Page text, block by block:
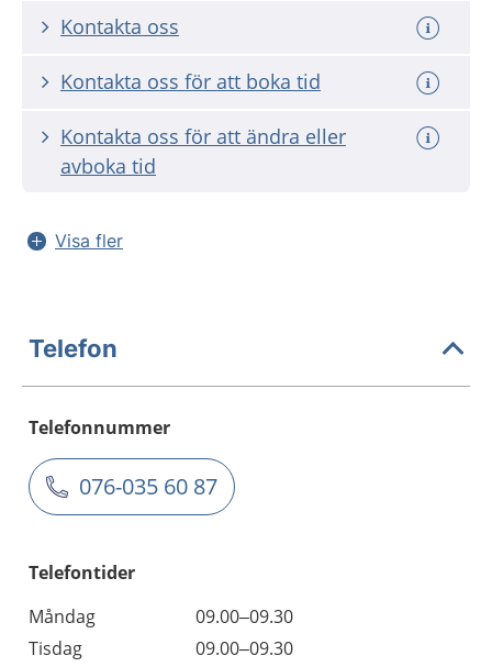
Kontakta oss
Kontakta oss för att boka tid
Kontakta oss för att ändra eller
avboka tid
Visa fler
Telefon
Telefonnummer
076-035 60 87
Telefontider
Måndag
09.00–09.30
Tisdag
09.00–09.30